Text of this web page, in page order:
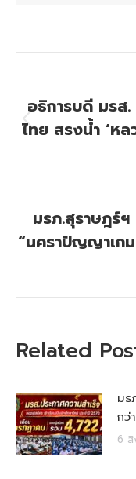
อธิการบดี มรส
ไทย สรงน้ำ ‘ห
มรภ.สุราษฎร์
“นคราปัญญาเก
Related
มร
กว่
6